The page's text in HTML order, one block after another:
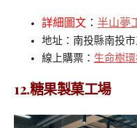
詳細圖文 ： 半山夢
地址：南投縣南投
線上購票： 生命樹
12.糖果製菓工場